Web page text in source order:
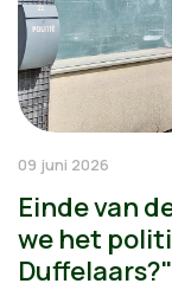
09 juni 2026
Einde van
we het
Duffelaars?"